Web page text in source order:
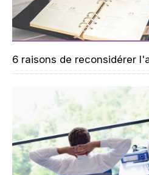
6 raisons de reconsidérer